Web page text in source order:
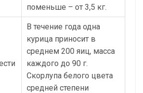
поменьше – от 3,5 кг.
В течение года одна
курица приносит в
среднем 200 яиц, масса
каждого до 90 г.
Скорлупа белого цвета
средней степени